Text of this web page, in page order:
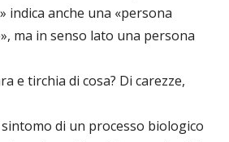
indica anche una «persona
ma in senso lato una persona
e tirchia di cosa? Di carezze,
di un processo biologico